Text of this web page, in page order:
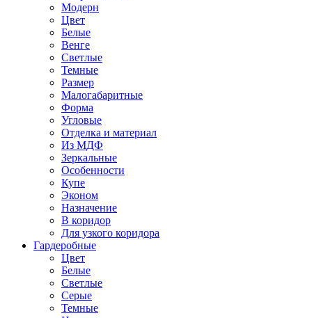
Модерн
Цвет
Белые
Венге
Светлые
Темные
Размер
Малогабаритные
Форма
Угловые
Отделка и материал
Из МДФ
Зеркальные
Особенности
Купе
Эконом
Назначение
В коридор
Для узкого коридора
Гардеробные
Цвет
Белые
Светлые
Серые
Темные